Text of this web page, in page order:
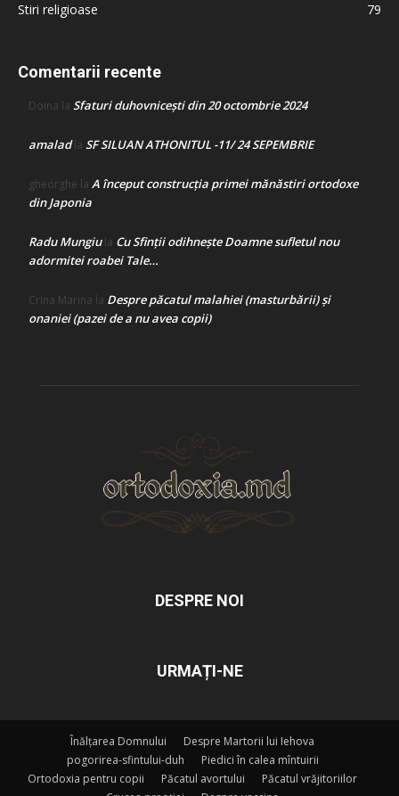
Stiri religioase
79
Comentarii recente
Doina la Sfaturi duhovnicești din 20 octombrie 2024
amaladla SF SILUAN ATHONITUL -11/ 24 SEPEMBRIE
gheorghe la A început construcţia primei mănăstiri ortodoxe
din Japonia
Radu Mungiula Cu Sfinții odihnește Doamne sufletul nou
adormitei roabei Tale…
Crina Marina la Despre păcatul malahiei (masturbării) şi
onaniei (pazei de a nu avea copii)
DESPRE NOI
URMAȚI-NE
Înălțarea Domnului
Despre Martorii lui Iehova
pogorirea-sfintului-duh
Piedici în calea mîntuirii
Ortodoxia pentru copii
Păcatul avortului
Păcatul vrăjitoriilor